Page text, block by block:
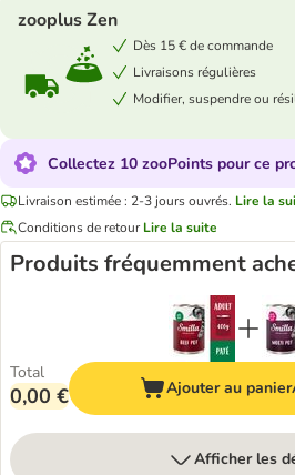
zooplus Zen
Dès 15 € de commande
Livraisons régulières
Modifier, suspendre ou
Collectez 10 zooPoints pour ce
Livraison estimée : 2-3 jours ouvrés. Lire la
Conditions de retour Lire la suite
Produits fréquemment
Total
0,00 € Ajouter au panier
Afficher les